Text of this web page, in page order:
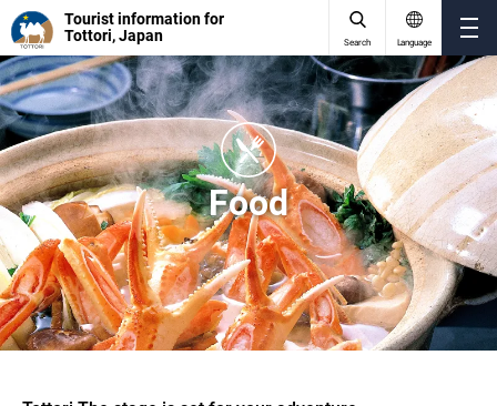
Tourist information for
Tottori, Japan
Search Language
Food